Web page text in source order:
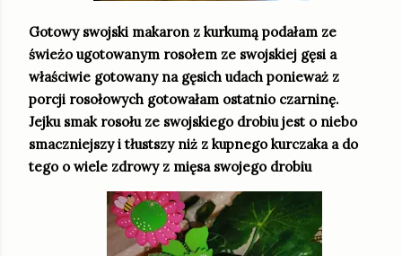
Gotowy swojski makaron z kurkumą podałam ze
świeżo ugotowanym rosołem ze swojskiej gęsi a
właściwie gotowany na gęsich udach ponieważ z
porcji rosołowych gotowałam ostatnio czarninę.
Jejku smak rosołu ze swojskiego drobiu jest o niebo
smaczniejszy i tłustszy niż z kupnego kurczaka a do
tego o wiele zdrowy z mięsa swojego drobiu